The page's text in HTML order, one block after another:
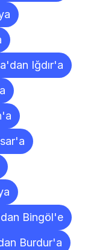
Iğdır'a
Bingöl'e
Burdur'a